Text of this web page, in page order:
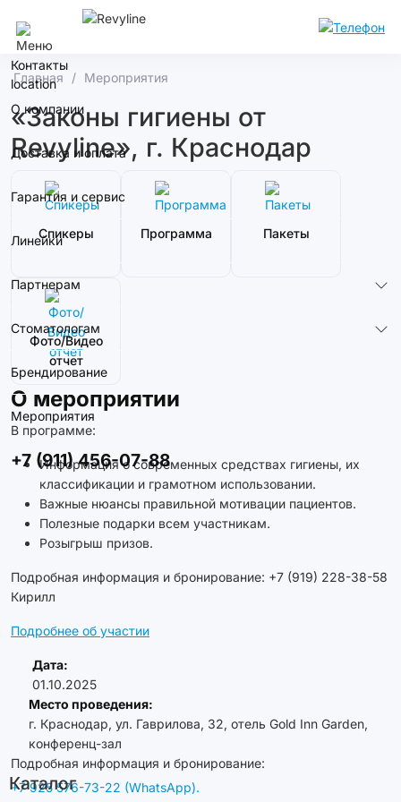
Калининград
Контакты
О компании
Доставка и оплата
Гарантия и сервис
Линейки
Партнерам
Стоматологам
Брендирование
Мероприятия
+7 (911) 456-07-88
Каталог
Главная Мероприятия
«Законы гигиены от
Revyline», г. Краснодар
Спикеры Программа Пакеты
Фото/Видео
отчет
О мероприятии
В программе:
Информация о современных средствах гигиены, их
классификации и грамотном использовании.
Важные нюансы правильной мотивации пациентов.
Полезные подарки всем участникам.
Розыгрыш призов.
Подробная информация и бронирование: +7 (919) 228-38-58
Кирилл
Подробнее об участии
Дата:
01.10.2025
Место проведения:
г. Краснодар, ул. Гаврилова, 32, отель Gold Inn Garden,
конференц-зал
Подробная информация и бронирование:
+7 925 576-73-22 (WhatsApp).